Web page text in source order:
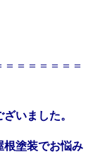
＝＝＝＝＝＝
いました。
根塗装でお悩み